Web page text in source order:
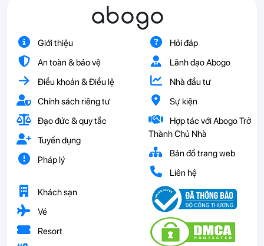
abogo
Giới thiệu
An toàn & bảo vệ
Điều khoản & Điều lệ
Chính sách riêng tư
Đạo đức & quy tắc
Tuyển dụng
Pháp lý
Hỏi đáp
Lãnh đạo Abogo
Nhà đầu tư
Sự kiện
Hợp tác với Abogo Trở
Thành Chủ Nhà
Bản đồ trang web
Liên hệ
Khách sạn
Vé
Resort